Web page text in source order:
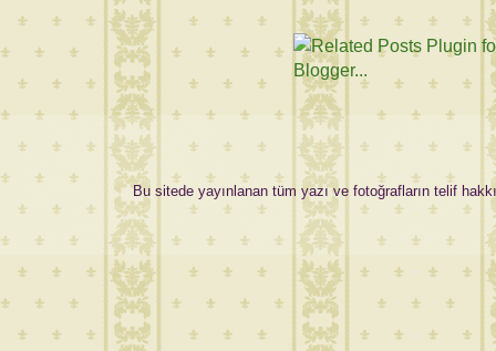
Bu sitede yayınlanan tüm yazı ve fotoğrafların telif